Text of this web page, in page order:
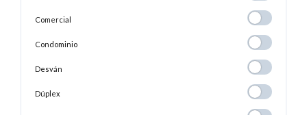
Comercial Comercial
Condominio Condominio
Desván
Dúplex